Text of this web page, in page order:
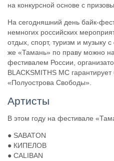
на конкурсной основе с
На сегодняшний день байк-
немногих российских
отдых, спорт, туризм и музыку
же «Тамань» по праву можно
фестивалем России,
BLACKSMITHS MC
«Полуострова Свободы».
Артисты
В этом году на фестивале
● SABATON
● КИПЕЛОВ
● CALIBAN